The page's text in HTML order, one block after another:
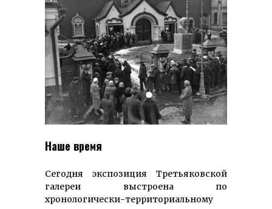
Наше время
Сегодня экспозиция Третьяковской
галереи выстроена по
хронологически-территориальному